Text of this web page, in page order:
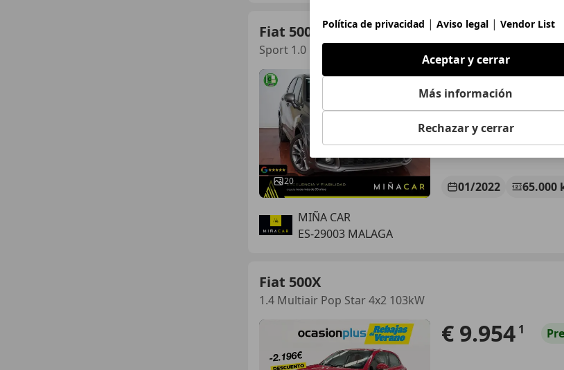
Fiat 500X
Sport 1.0 Firefly T3 88KW 120 CV SS
20
€ 14.805
01/2022 65.000
MIÑA CAR
ES-29003 MALAGA
Fiat 500X
1.4 Multiair Pop Star 4x2 103kW
€ 9.954 1
Política de privacidad | Aviso legal | Vendor List
Aceptar y cerrar
Más información
Rechazar y cerrar